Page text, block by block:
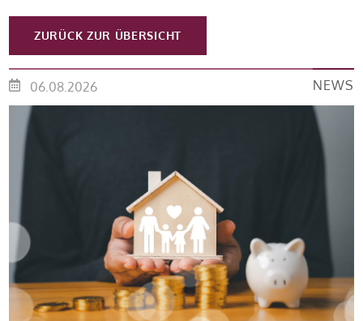
ZURÜCK ZUR ÜBERSICHT
06.08.2026 NEWS